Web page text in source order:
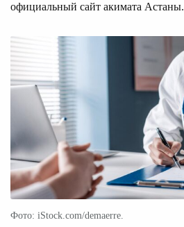
официальный сайт акимата Астаны.
Фото: iStock.com/demaerre.